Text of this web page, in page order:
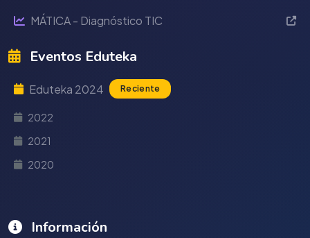
MÁTICA - Diagnóstico TIC
Eventos Eduteka
Eduteka 2024 Reciente
2022
2021
2020
Información